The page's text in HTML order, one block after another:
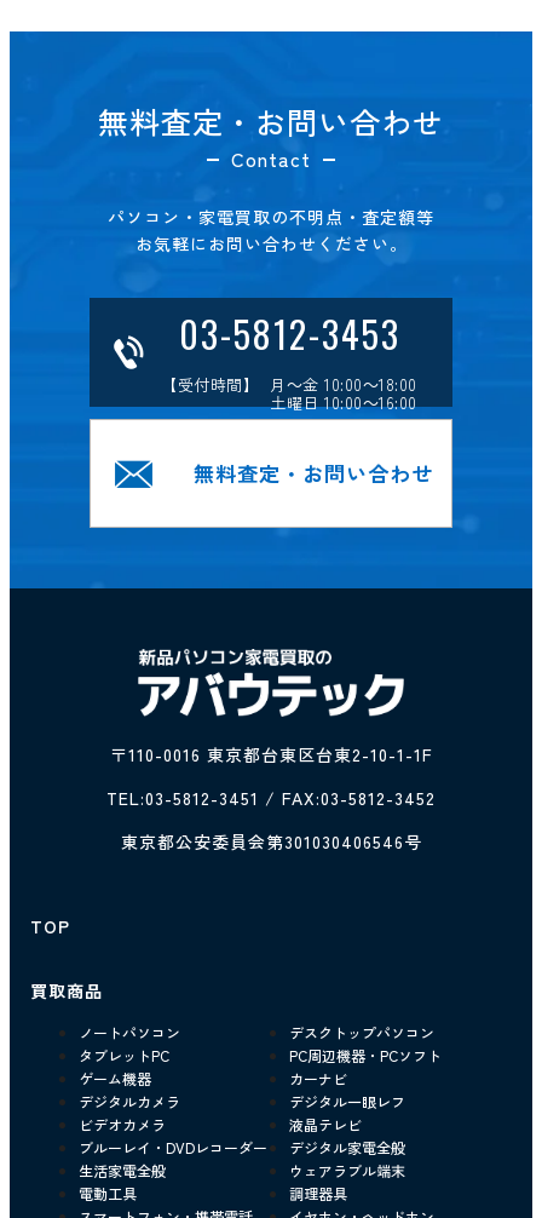
無料査定・お問い合わせ
Contact
パソコン・家電買取の不明点・査定額等
お気軽にお問い合わせください。
03-5812-3453
【受付時間】 月～金 10:00～18:00
土曜日 10:00～16:00
無料査定・お問い合わせ
〒110-0016 東京都台東区台東2-10-1-1F
TEL:03-5812-3451 / FAX:03-5812-3452
東京都公安委員会第301030406546号
TOP
買取商品
ノートパソコン
デスクトップパソコン
タブレットPC
PC周辺機器・PCソフト
ゲーム機器
カーナビ
デジタルカメラ
デジタル一眼レフ
ビデオカメラ
液晶テレビ
ブルーレイ・DVDレコーダー
デジタル家電全般
生活家電全般
ウェアラブル端末
電動工具
調理器具